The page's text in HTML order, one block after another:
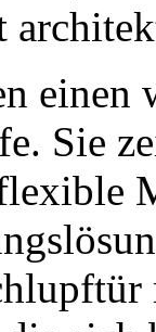
Sie